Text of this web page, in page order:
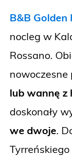
B&B Golden
nocleg w
Rossano.
nowoczesne
lub wannę z
doskonały
we dwoje.
Tyrreńskiego